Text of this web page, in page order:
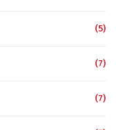
(5)
(7)
(7)